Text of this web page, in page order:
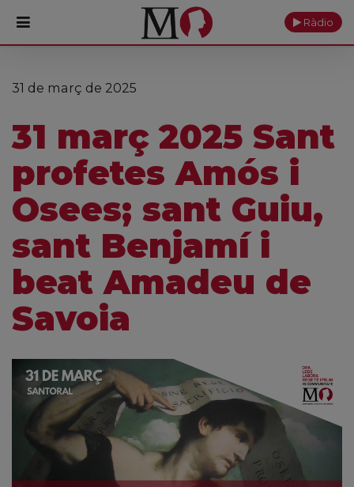
PORTADA
Cultura
Fundació
Visita'ns
Ràdio
31 de març de 2025
31 març 2025 Sant
profetes Amós i
Osees; sant Guiu,
sant Benjamí i
beat Amadeu de
Savoia